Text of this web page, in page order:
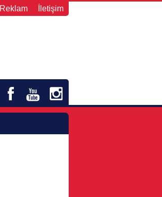
Reklam İletişim